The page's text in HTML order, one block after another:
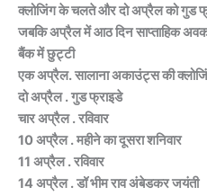
क्लोजिंग के चलते और दो अप्रैल को गुड
जबकि अप्रैल में आठ दिन साप्ताहिक
बैंक में छुट्टी
एक अप्रैल. सालाना अकाउंट्स की
दो अप्रैल . गुड फ्राइडे
चार अप्रैल . रविवार
10 अप्रैल . महीने का दूसरा शनिवार
11 अप्रैल . रविवार
14 अप्रैल . डॉ भीम राव अंबेडकर जयंती